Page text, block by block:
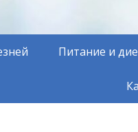
Питание и